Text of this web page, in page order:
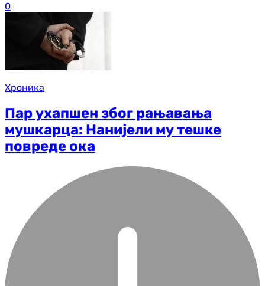
0
Хроника
Пар ухапшен због рањавања
мушкарца: Нанијели му тешке
повреде ока